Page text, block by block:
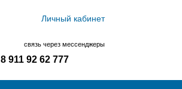
Личный кабинет
связь через мессенджеры
8 911 92 62 777